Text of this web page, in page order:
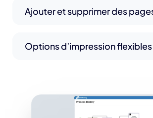
Ajouter et supprimer des
Options d’impression flexibles